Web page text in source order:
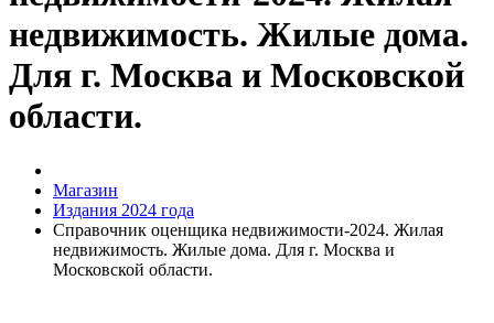
недвижимость. Жилые дома.
Для г. Москва и Московской
области.
Магазин
Издания 2024 года
Справочник оценщика недвижимости-2024. Жилая
недвижимость. Жилые дома. Для г. Москва и
Московской области.